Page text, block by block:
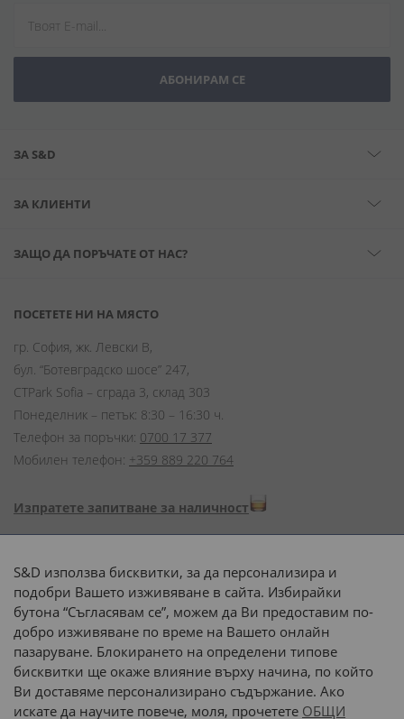
АБОНИРАМ СЕ
ЗА S&D
ЗА КЛИЕНТИ
ЗАЩО ДА ПОРЪЧАТЕ ОТ НАС?
ПОСЕТЕТЕ НИ НА МЯСТО
гр. София, жк. Левски В,
бул. “Ботевградско шосе” 247,
CTPark Sofia – сграда 3, склад 303
Понеделник – петък: 8:30 – 16:30 ч.
Телефон за поръчки: 0700 17 377
Мобилен телефон: +359 889 220 764
Изпратете запитване за наличност
Начини на плащане:
Доставка до адрес с:
или
наш транспорт
S&D използва бисквитки, за да персонализира и
подобри Вашето изживяване в сайта. Избирайки
бутона “Съгласявам се”, можем да Ви предоставим по-
добро изживяване по време на Вашето онлайн
пазаруване. Блокирането на определени типове
бисквитки ще окаже влияние върху начина, по който
Ви доставяме персонализирано съдържание. Ако
искате да научите повече, моля, прочетете ОБЩИ